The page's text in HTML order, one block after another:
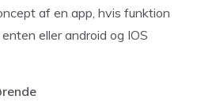
af en app, hvis funktion
eller android og IOS